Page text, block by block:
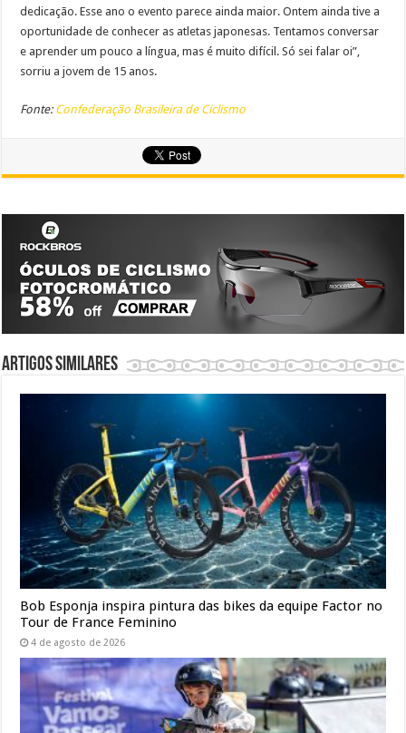
dedicação. Esse ano o evento parece ainda maior. Ontem ainda tive a
oportunidade de conhecer as atletas japonesas. Tentamos conversar
e aprender um pouco a língua, mas é muito difícil. Só sei falar oi”,
sorriu a jovem de 15 anos.
Fonte: Confederação Brasileira de Ciclismo
Artigos similares
Bob Esponja inspira pintura das bikes da equipe Factor no
Tour de France Feminino
4 de agosto de 2026